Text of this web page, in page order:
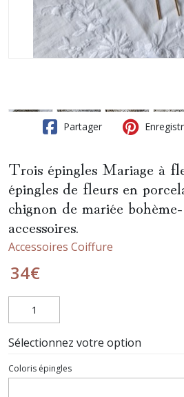
Partager
Trois épingles Mariage à
épingles de fleurs en
chignon de mariée
accessoires.
Accessoires Coiffure
34€
Sélectionnez votre option
Coloris épingles